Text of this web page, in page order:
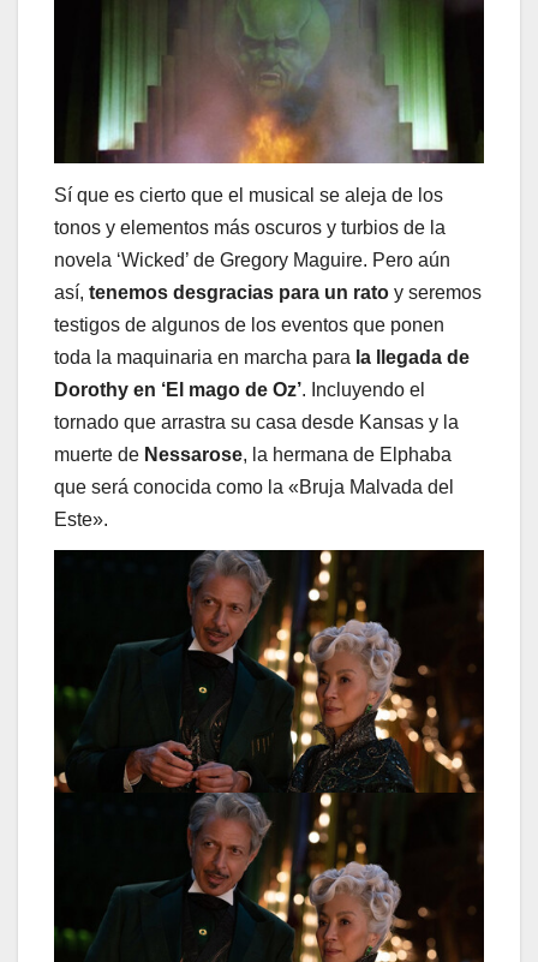
Sí que es cierto que el musical se aleja de los
tonos y elementos más oscuros y turbios de la
novela ‘Wicked’ de Gregory Maguire. Pero aún
así, tenemos desgracias para un rato y seremos
testigos de algunos de los eventos que ponen
toda la maquinaria en marcha para la llegada de
Dorothy en ‘El mago de Oz’. Incluyendo el
tornado que arrastra su casa desde Kansas y la
muerte de Nessarose, la hermana de Elphaba
que será conocida como la «Bruja Malvada del
Este».